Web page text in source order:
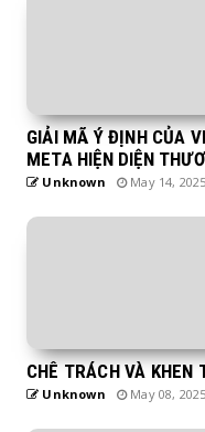
GIẢI MÃ Ý ĐỊNH CỦA
META HIỆN DIỆN
Unknown May 14, 2025
CHÊ TRÁCH VÀ KHEN
Unknown May 08, 2025